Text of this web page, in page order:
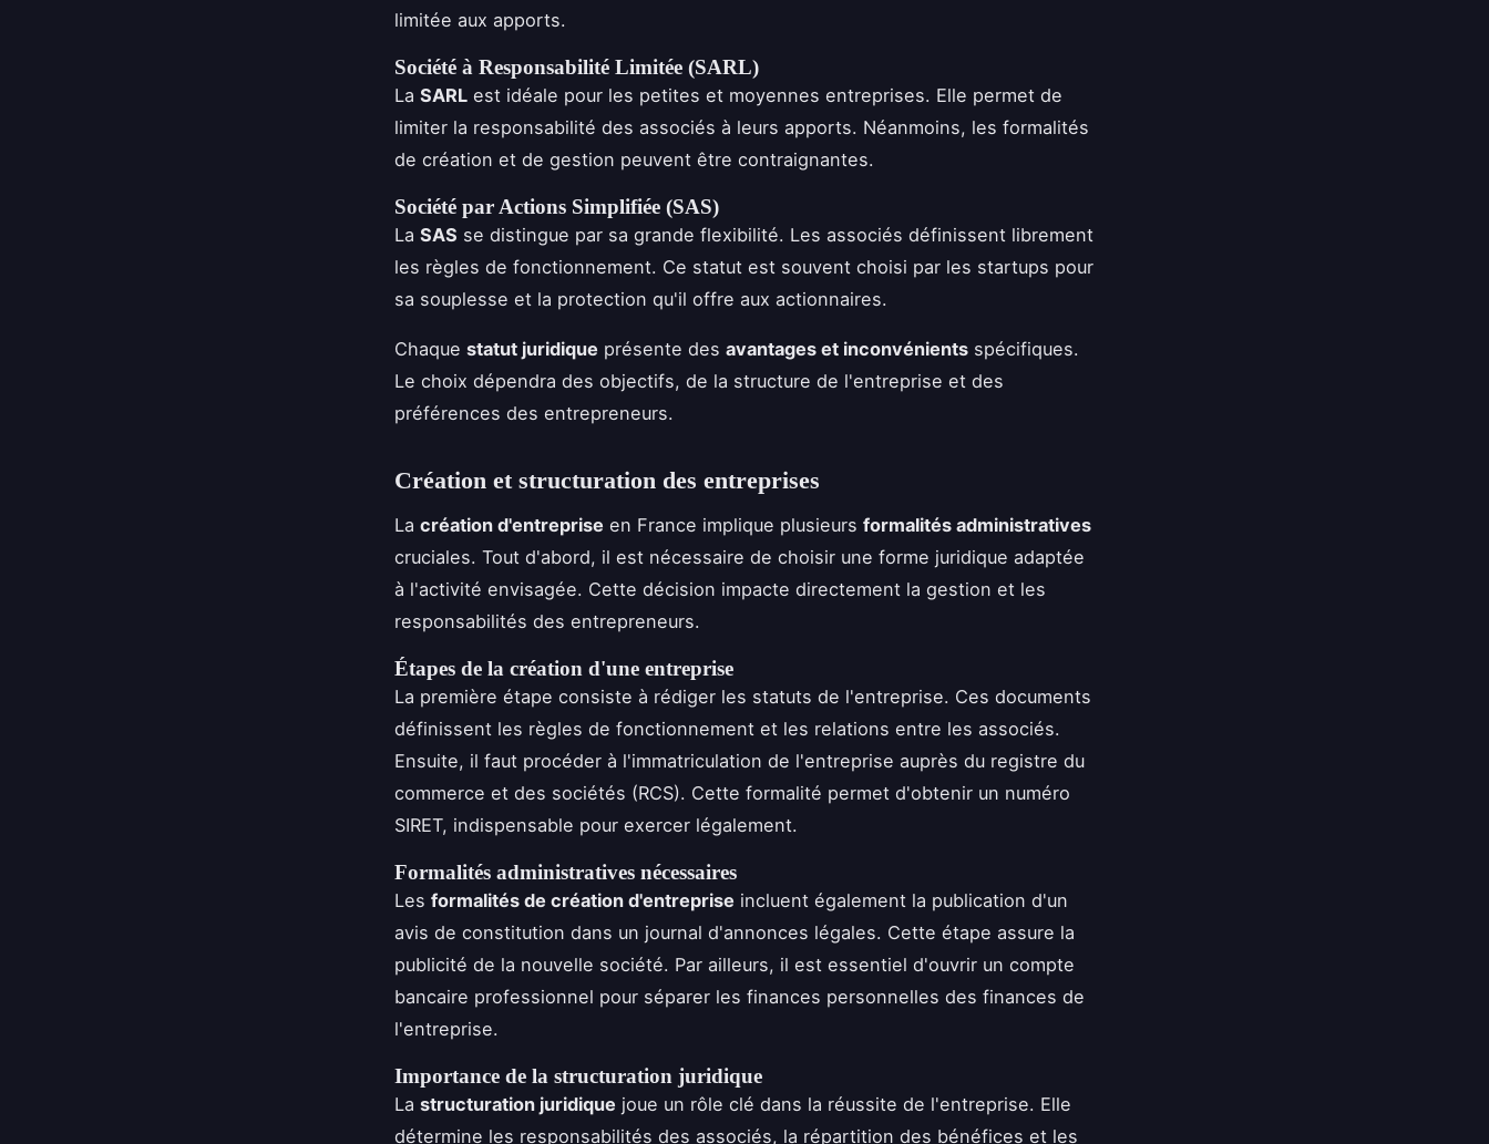
limitée aux apports.
Société à Responsabilité Limitée (SARL)
La SARL est idéale pour les petites et moyennes entreprises. Elle permet de
limiter la responsabilité des associés à leurs apports. Néanmoins, les formalités
de création et de gestion peuvent être contraignantes.
Société par Actions Simplifiée (SAS)
La SAS se distingue par sa grande flexibilité. Les associés définissent librement
les règles de fonctionnement. Ce statut est souvent choisi par les startups pour
sa souplesse et la protection qu'il offre aux actionnaires.
Chaque statut juridique présente des avantages et inconvénients spécifiques.
Le choix dépendra des objectifs, de la structure de l'entreprise et des
préférences des entrepreneurs.
Création et structuration des entreprises
La création d'entreprise en France implique plusieurs formalités administratives
cruciales. Tout d'abord, il est nécessaire de choisir une forme juridique adaptée
à l'activité envisagée. Cette décision impacte directement la gestion et les
responsabilités des entrepreneurs.
Étapes de la création d'une entreprise
La première étape consiste à rédiger les statuts de l'entreprise. Ces documents
définissent les règles de fonctionnement et les relations entre les associés.
Ensuite, il faut procéder à l'immatriculation de l'entreprise auprès du registre du
commerce et des sociétés (RCS). Cette formalité permet d'obtenir un numéro
SIRET, indispensable pour exercer légalement.
Formalités administratives nécessaires
Les formalités de création d'entreprise incluent également la publication d'un
avis de constitution dans un journal d'annonces légales. Cette étape assure la
publicité de la nouvelle société. Par ailleurs, il est essentiel d'ouvrir un compte
bancaire professionnel pour séparer les finances personnelles des finances de
l'entreprise.
Importance de la structuration juridique
La structuration juridique joue un rôle clé dans la réussite de l'entreprise. Elle
détermine les responsabilités des associés, la répartition des bénéfices et les